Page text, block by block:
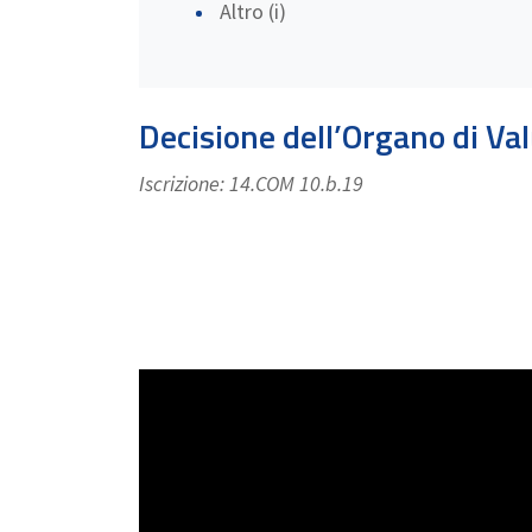
Altro (i)
Decisione dell’Organo di
Iscrizione: 14.COM 10.b.19